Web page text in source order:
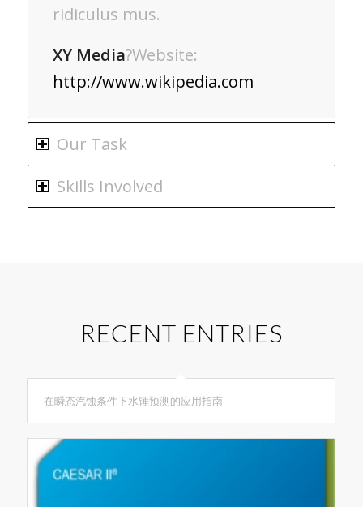
ridiculus mus.
XY Media?Website:
http://www.wikipedia.com
Our Task
Skills Involved
RECENT ENTRIES
在瞬态汽蚀条件下水锤预测的应用指南